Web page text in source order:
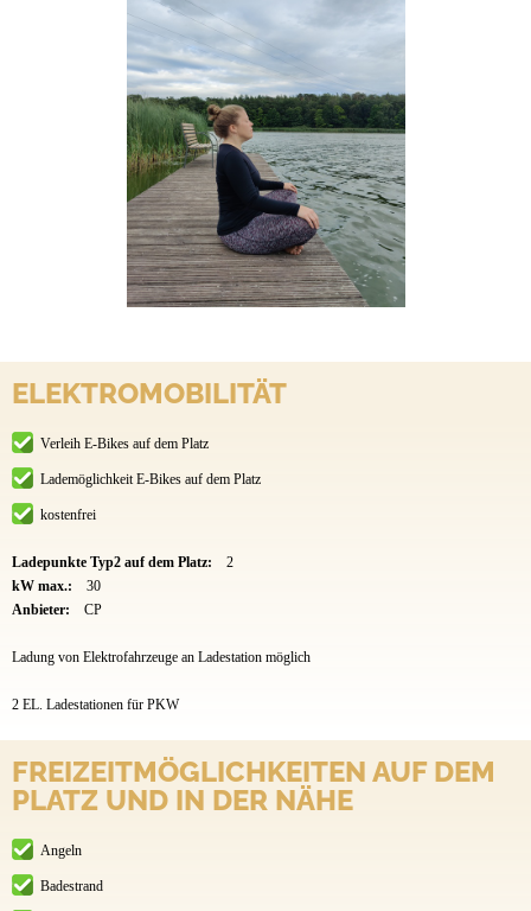
ELEKTROMOBILITÄT
Verleih E-Bikes auf dem Platz
Lademöglichkeit E-Bikes auf dem Platz
kostenfrei
Ladepunkte Typ2 auf dem Platz:
2
kW max.:
30
Anbieter:
CP
Ladung von Elektrofahrzeuge an Ladestation möglich
2 EL. Ladestationen für PKW
FREIZEITMÖGLICHKEITEN AUF DEM
PLATZ UND IN DER NÄHE
Angeln
Badestrand